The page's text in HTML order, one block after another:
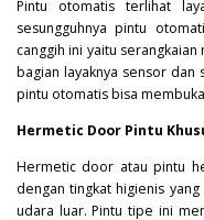
Pintu otomatis terlihat
sesungguhnya pintu
canggih ini yaitu
bagian layaknya sensor
pintu otomatis bisa
Hermetic Door Pintu
Hermetic door atau pintu
dengan tingkat higienis
udara luar. Pintu tipe ini